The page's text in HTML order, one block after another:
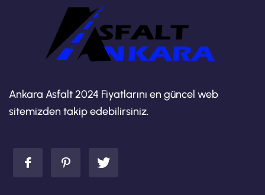
Ankara Asfalt 2024 Fiyatlarını en güncel web
sitemizden takip edebilirsiniz.